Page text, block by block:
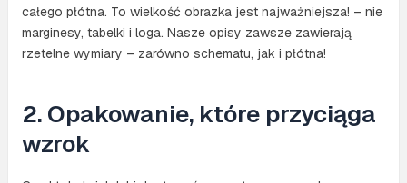
całego płótna. To wielkość obrazka jest najważniejsza! – nie
marginesy, tabelki i loga. Nasze opisy zawsze zawierają
rzetelne wymiary – zarówno schematu, jak i płótna!
2. Opakowanie, które przyciąga
wzrok